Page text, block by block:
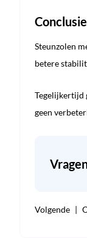
Conclusie
Steunzolen
betere
Tegelijkertijd
geen
Volgende